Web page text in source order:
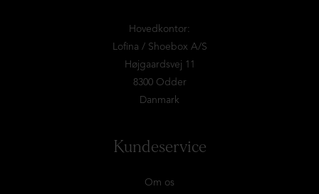
Hovedkontor:
Lofina / Shoebox A/S
Højgaardsvej 11
8300 Odder
Danmark
Kundeservice
Om os